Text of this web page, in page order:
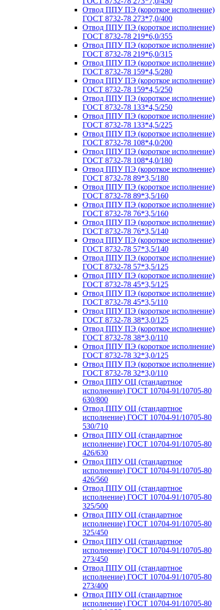
Отвод ППУ ПЭ (короткое исполнение)
ГОСТ 8732-78 273*7,0/400
Отвод ППУ ПЭ (короткое исполнение)
ГОСТ 8732-78 219*6,0/355
Отвод ППУ ПЭ (короткое исполнение)
ГОСТ 8732-78 219*6,0/315
Отвод ППУ ПЭ (короткое исполнение)
ГОСТ 8732-78 159*4,5/280
Отвод ППУ ПЭ (короткое исполнение)
ГОСТ 8732-78 159*4,5/250
Отвод ППУ ПЭ (короткое исполнение)
ГОСТ 8732-78 133*4,5/250
Отвод ППУ ПЭ (короткое исполнение)
ГОСТ 8732-78 133*4,5/225
Отвод ППУ ПЭ (короткое исполнение)
ГОСТ 8732-78 108*4,0/200
Отвод ППУ ПЭ (короткое исполнение)
ГОСТ 8732-78 108*4,0/180
Отвод ППУ ПЭ (короткое исполнение)
ГОСТ 8732-78 89*3,5/180
Отвод ППУ ПЭ (короткое исполнение)
ГОСТ 8732-78 89*3,5/160
Отвод ППУ ПЭ (короткое исполнение)
ГОСТ 8732-78 76*3,5/160
Отвод ППУ ПЭ (короткое исполнение)
ГОСТ 8732-78 76*3,5/140
Отвод ППУ ПЭ (короткое исполнение)
ГОСТ 8732-78 57*3,5/140
Отвод ППУ ПЭ (короткое исполнение)
ГОСТ 8732-78 57*3,5/125
Отвод ППУ ПЭ (короткое исполнение)
ГОСТ 8732-78 45*3,5/125
Отвод ППУ ПЭ (короткое исполнение)
ГОСТ 8732-78 45*3,5/110
Отвод ППУ ПЭ (короткое исполнение)
ГОСТ 8732-78 38*3,0/125
Отвод ППУ ПЭ (короткое исполнение)
ГОСТ 8732-78 38*3,0/110
Отвод ППУ ПЭ (короткое исполнение)
ГОСТ 8732-78 32*3,0/125
Отвод ППУ ПЭ (короткое исполнение)
ГОСТ 8732-78 32*3,0/110
Отвод ППУ ОЦ (стандартное
исполнение) ГОСТ 10704-91/10705-80
630/800
Отвод ППУ ОЦ (стандартное
исполнение) ГОСТ 10704-91/10705-80
530/710
Отвод ППУ ОЦ (стандартное
исполнение) ГОСТ 10704-91/10705-80
426/630
Отвод ППУ ОЦ (стандартное
исполнение) ГОСТ 10704-91/10705-80
426/560
Отвод ППУ ОЦ (стандартное
исполнение) ГОСТ 10704-91/10705-80
325/500
Отвод ППУ ОЦ (стандартное
исполнение) ГОСТ 10704-91/10705-80
325/450
Отвод ППУ ОЦ (стандартное
исполнение) ГОСТ 10704-91/10705-80
273/450
Отвод ППУ ОЦ (стандартное
исполнение) ГОСТ 10704-91/10705-80
273/400
Отвод ППУ ОЦ (стандартное
исполнение) ГОСТ 10704-91/10705-80